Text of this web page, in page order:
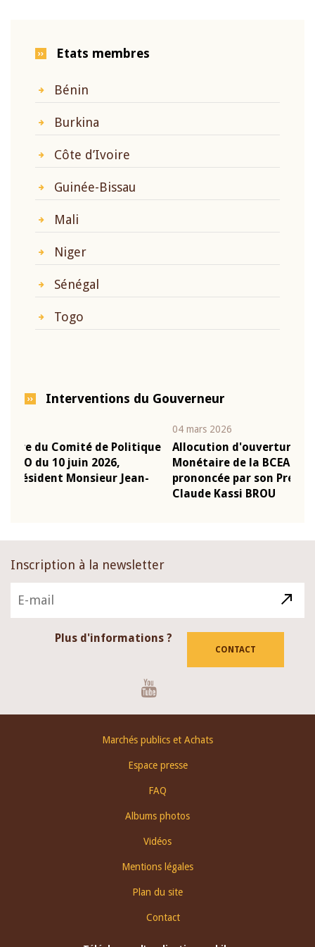
Etats membres
Bénin
Burkina
Côte d’Ivoire
Guinée-Bissau
Mali
Niger
Sénégal
Togo
Interventions du Gouverneur
Allocution d'ouverture du Comité de Politique
Monétaire de la BCEAO du 4 mars 2026,
prononcée par son Président Monsieur Jean-
Inscription à la newsletter
Plus d'informations ?
CONTACT
Marchés publics et Achats
Espace presse
FAQ
Albums photos
Vidéos
Mentions légales
Plan du site
Contact